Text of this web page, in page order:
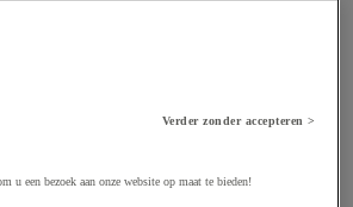
Verder zonder accepteren >
u een bezoek aan onze website op maat te bieden!